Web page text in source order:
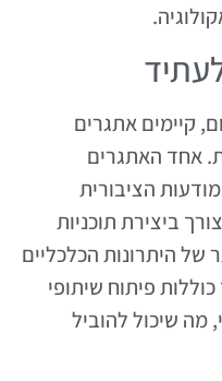
קיימים אתגרים
אחד האתגרים
הציבורית
ביצירת תוכניות
של היתרונות הכלכליים
פיתוח שיתופי
מה שיכול להוביל